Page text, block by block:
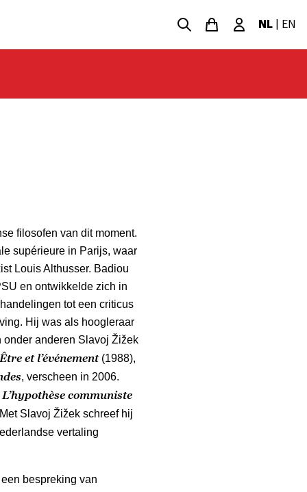
NL EN
filosofen van dit moment.
supérieure in Parijs, waar
Louis Althusser. Badiou
en ontwikkelde zich in
tot een criticus
Hij was als hoogleraar
anderen Slavoj Žižek
et l’événement(1988),
, verscheen in 2006.
L’hypothèse communiste
Slavoj Žižek schreef hij
vertaling
bespreking van